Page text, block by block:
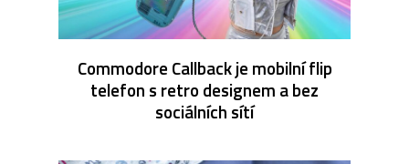
Commodore Callback je mobilní flip
telefon s retro designem a bez
sociálních sítí